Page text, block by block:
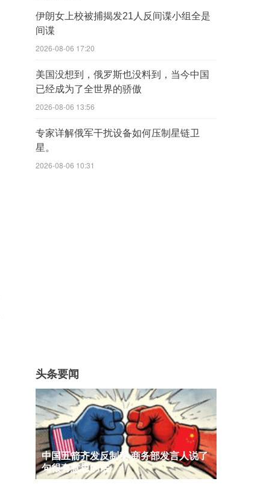
伊朗女上校被捕揭发21人反间谍小组全是
间谍
2026-08-06 17:20
美国没想到，俄罗斯也没料到，当今中国
已经成为了全世界的骄傲
2026-08-06 13:56
专家详解俄军干扰设备如何压制星链卫
星。
2026-08-06 10:31
头条要闻
中国五箭齐发反制美 商务部发言人说了
句很有意思的话